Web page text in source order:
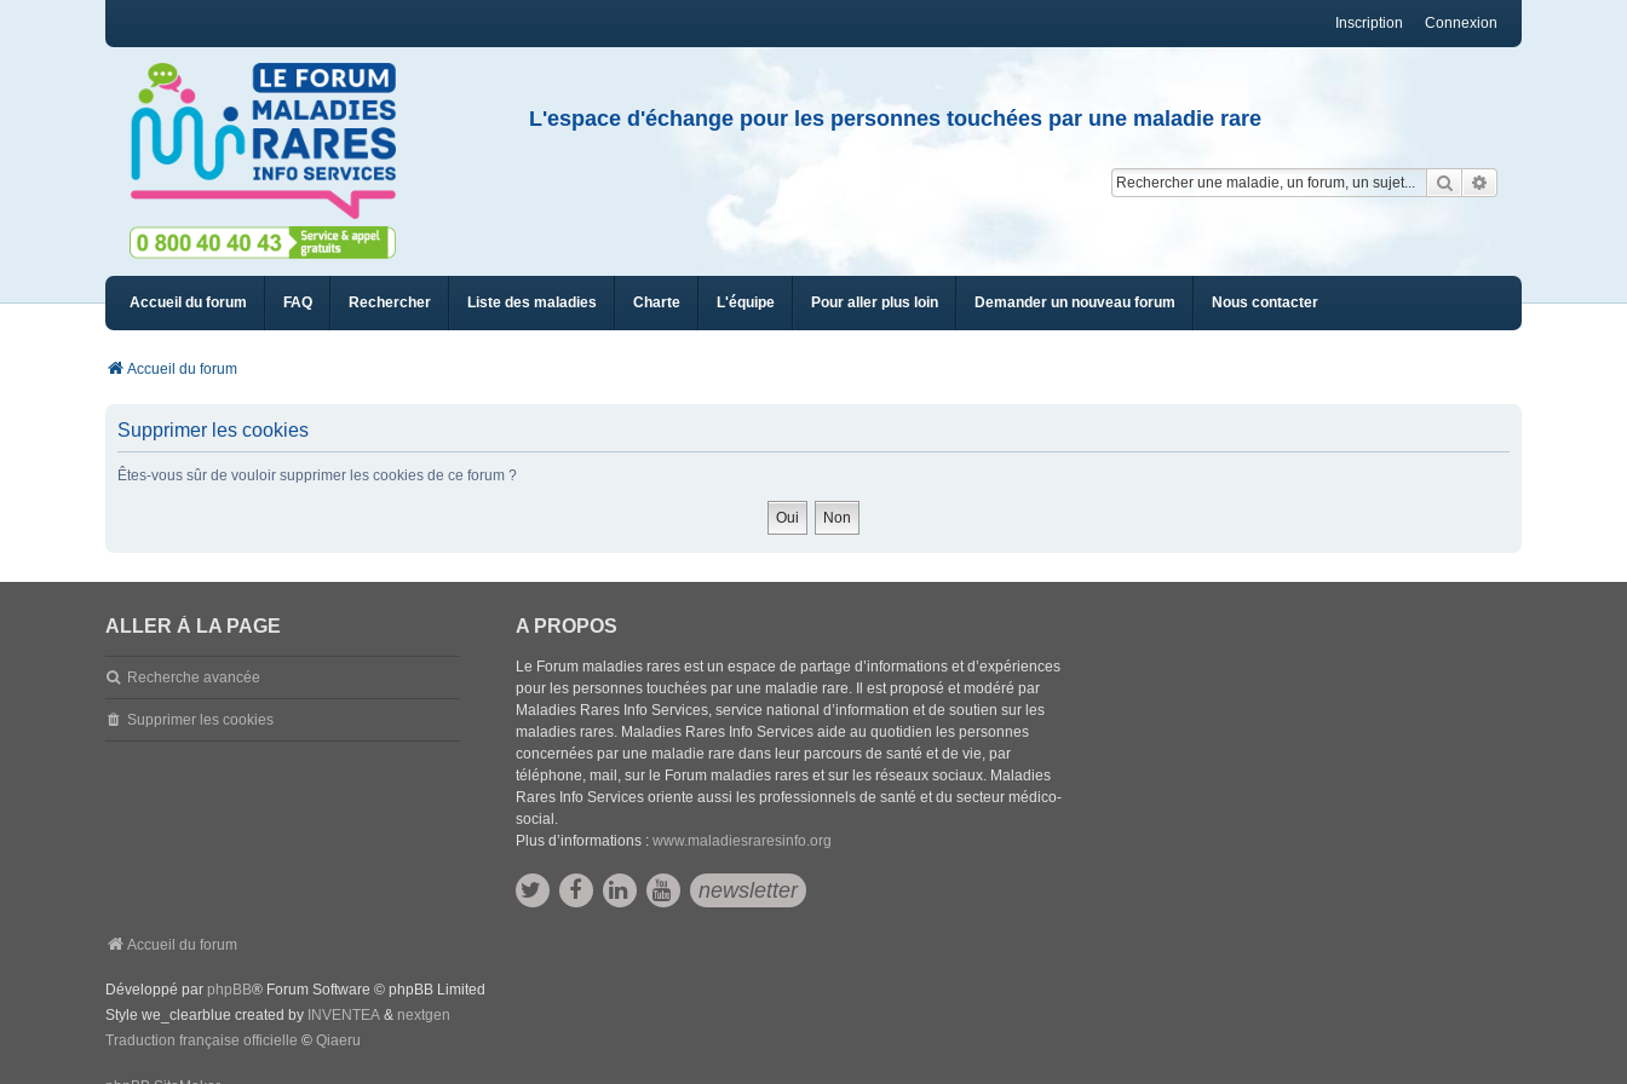
Connexion
Inscription
L'espace d'échange pour les personnes touchées par une maladie rare
Rechercher
Accueil du forum FAQ Rechercher Liste des maladies Charte L'équipe Pour aller plus loin Demander un nouveau forum Nous contacter
Accueil du forum
Supprimer les cookies
Êtes-vous sûr de vouloir supprimer les cookies de ce forum ?
ALLER À LA PAGE
Recherche avancée
Supprimer les cookies
A PROPOS
Le Forum maladies rares est un espace de partage d’informations et d’expériences
pour les personnes touchées par une maladie rare. Il est proposé et modéré par
Maladies Rares Info Services, service national d’information et de soutien sur les
maladies rares. Maladies Rares Info Services aide au quotidien les personnes
concernées par une maladie rare dans leur parcours de santé et de vie, par
téléphone, mail, sur le Forum maladies rares et sur les réseaux sociaux. Maladies
Rares Info Services oriente aussi les professionnels de santé et du secteur médico-
social.
Plus d’informations :www.maladiesraresinfo.org
newsletter
Accueil du forum
Développé par phpBB® Forum Software © phpBB Limited
Style we_clearblue created by INVENTEA & nextgen
Traduction française officielle © Qiaeru